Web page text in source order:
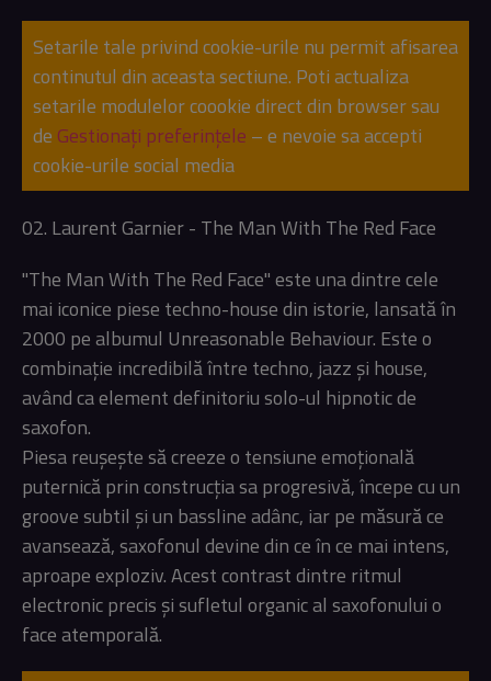
Setarile tale privind cookie-urile nu permit afisarea
continutul din aceasta sectiune. Poti actualiza
setarile modulelor coookie direct din browser sau
de Gestionați preferințele – e nevoie sa accepti
cookie-urile social media
02. Laurent Garnier - The Man With The Red Face
"The Man With The Red Face" este una dintre cele
mai iconice piese techno-house din istorie, lansată în
2000 pe albumul Unreasonable Behaviour. Este o
combinație incredibilă între techno, jazz și house,
având ca element definitoriu solo-ul hipnotic de
saxofon.
Piesa reușește să creeze o tensiune emoțională
puternică prin construcția sa progresivă, începe cu un
groove subtil și un bassline adânc, iar pe măsură ce
avansează, saxofonul devine din ce în ce mai intens,
aproape exploziv. Acest contrast dintre ritmul
electronic precis și sufletul organic al saxofonului o
face atemporală.